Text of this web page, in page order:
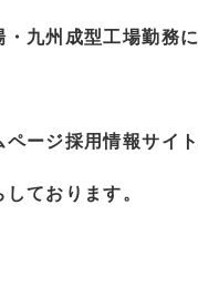
九州成型工場勤務
ージ採用情報サイ
ております。